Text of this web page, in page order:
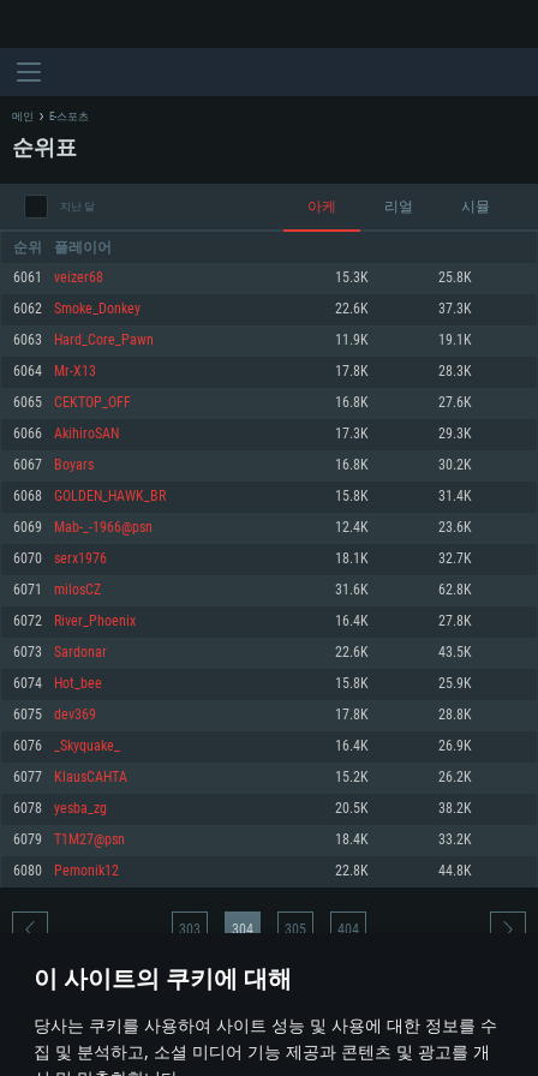
이 사이트의 쿠키에 대해
당사는 쿠키를 사용하여 사이트 성능 및 사용에 대한 정보를 수
집 및 분석하고, 소셜 미디어 기능 제공과 콘텐츠 및 광고를 개
시스템 요구사항
최소사양
운영체제: Windows 10 (64 bit)
프로세서: 2.2 GHz 듀얼코어 이상
메모리: 4GB
그래픽 카드: DirectX 11 이상을 지원하는 AMD Radeon 77XX / NVIDIA
GeForce GT 660. 최소 사양 해상도: 720p
네트워크: 브로드밴드 인터넷
여유 저장 공간: 22.1 GB (최소 클라이언트)
권장 사양
570 혹은 그 이상
여유 저장 공간: 62.2 GB (전체 클라이언트)
최소사양
운영체제: Mac OS Big Sur 11.0
프로세서: 최소 2.2 GHz의 Core i5 (Intel Xeon 은 지원하지 않습니다)
메모리: 6 GB
그래픽 카드: Metal 을 지원하는 Intel Iris Pro 5200 (Mac), 혹은 이와 비슷한 성
능을 가지는 Mac 버전의 AMD/Nvidia. 최소 해상도: 720p
네트워크: 브로드밴드 인터넷
여유 저장 공간: 22.1 GB (최소 클라이언트)
권장 사양
네트워크: 브로드밴드 인터넷
여유 저장 공간: 62.2 GB (전체 클라이언트)
최소사양
운영체제: 64bit Linux 중 최신 버전
프로세서: 2.4 GHz 듀얼코어
메모리: 4 GB
그래픽 카드: Vulkan 을 지원하고, 최신 그래픽 드라이버를 지원하는 NVIDIA
660 (6개월 미만) 혹은 그와 동급의 성능을 가지며 최신 그래픽 드라이버를 지
원하는 AMD (6개월 미만; 최소사양 지원 해상도 720p)
네트워크: 브로드밴드 인터넷
여유 저장 공간: 22.1 GB (최소 클라이언트)
권장 사양
운영체제: Ubuntu 20.04 64bit
프로세서: Intel Core i7
메모리: 16 GB
그래픽 카드: Vulkan 을 지원하고, 최신 그래픽 드라이버를 지원하는 NVIDIA
1060 (6개월 미만) 혹은 그와 동급의 성능을 가지며 최신 그래픽 드라이버를
지원하는 AMD RX 570 (6개월 미만; 최소사양 지원 해상도 720p) 이상
여유 저장 공간: 62.2 GB (전체 클라이언트)
메인 E-스포츠
순위표
지난 달 아케 리얼 시뮬
순위 플레이어
6061 veizer68 15.3K 25.8K
6062 Smoke_Donkey 22.6K 37.3K
6063 Hard_Core_Pawn 11.9K 19.1K
6064 Mr-X13 17.8K 28.3K
6065 CEKTOP_OFF 16.8K 27.6K
6066 AkihiroSAN 17.3K 29.3K
6067 Boyars 16.8K 30.2K
6068 GOLDEN_HAWK_BR 15.8K 31.4K
6069 Mab-_-1966@psn 12.4K 23.6K
6070 serx1976 18.1K 32.7K
6071 milosCZ 31.6K 62.8K
6072 River_Phoenix 16.4K 27.8K
6073 Sardonar 22.6K 43.5K
6074 Hot_bee 15.8K 25.9K
6075 dev369 17.8K 28.8K
6076 _Skyquake_ 16.4K 26.9K
6077 KlausCAHTA 15.2K 26.2K
6078 yesba_zg 20.5K 38.2K
6079 T1M27@psn 18.4K 33.2K
6080 Pemonik12 22.8K 44.8K
* 순위표는 매일 1회 갱신됩니다
303 304 305 404